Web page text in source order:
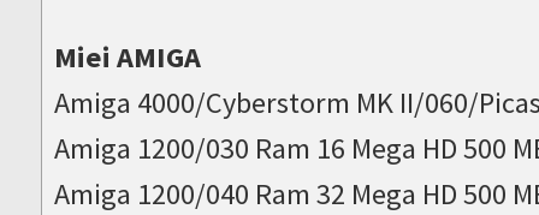
Miei AMIGA
Amiga 4000/Cyberstorm MK II/060/
Amiga 1200/030 Ram 16 Mega HD 500
Amiga 1200/040 Ram 32 Mega HD 500